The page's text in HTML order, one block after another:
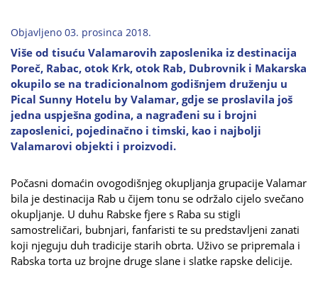
Objavljeno 03. prosinca 2018.
Više od tisuću Valamarovih zaposlenika iz destinacija
Poreč, Rabac, otok Krk, otok Rab, Dubrovnik i Makarska
okupilo se na tradicionalnom godišnjem druženju u
Pical Sunny Hotelu by Valamar, gdje se proslavila još
jedna uspješna godina, a nagrađeni su i brojni
zaposlenici, pojedinačno i timski, kao i najbolji
Valamarovi objekti i proizvodi.
Počasni domaćin ovogodišnjeg okupljanja grupacije Valamar
bila je destinacija Rab u čijem tonu se održalo cijelo svečano
okupljanje. U duhu Rabske fjere s Raba su stigli
samostreličari, bubnjari, fanfaristi te su predstavljeni zanati
koji njeguju duh tradicije starih obrta. Uživo se pripremala i
Rabska torta uz brojne druge slane i slatke rapske delicije.